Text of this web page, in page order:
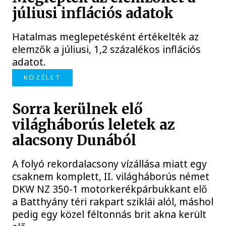
júliusi inflációs adatok
Hatalmas meglepetésként értékelték az
elemzők a júliusi, 1,2 százalékos inflációs
adatot.
KÖZÉLET
Sorra kerülnek elő
világháborús leletek az
alacsony Dunából
A folyó rekordalacsony vízállása miatt egy
csaknem komplett, II. világháborús német
DKW NZ 350-1 motorkerékpárbukkant elő
a Batthyány téri rakpart sziklái alól, máshol
pedig egy közel féltonnás brit akna került